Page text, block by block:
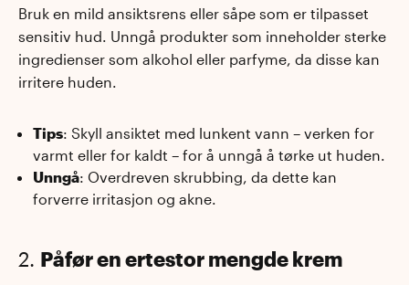
Bruk en mild ansiktsrens eller såpe som er tilpasset
sensitiv hud. Unngå produkter som inneholder sterke
ingredienser som alkohol eller parfyme, da disse kan
irritere huden.
Tips: Skyll ansiktet med lunkent vann – verken for
varmt eller for kaldt – for å unngå å tørke ut huden.
Unngå: Overdreven skrubbing, da dette kan
forverre irritasjon og akne.
2. Påfør en ertestor mengde krem